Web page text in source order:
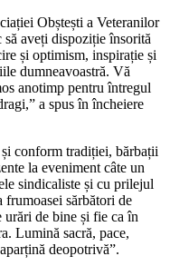
Obștești a Ve­teranilor
aveți dispoziție însorită
și optimism, inspirație și
dumnea­voastră. Vă
anotimp pentru întregul
a spus în încheiere
conform tradiției, bărbații
la eveniment câte un
sindicaliste și cu prilejul
săr­bători de
urări de bine și fie ca în
Lumină sacră, pace,
deopotrivă”.